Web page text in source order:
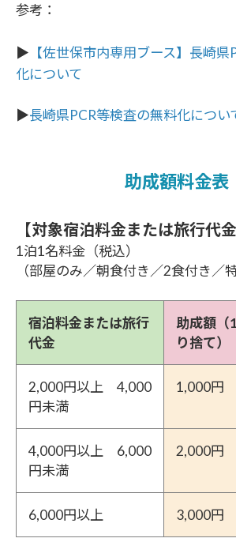
参考：
▶ 【佐世保市内専用ブース】長崎
化について
▶長崎県PCR等検査の無料化につい
助成額料金表
【対象宿泊料金または旅行代金
1泊1名料金（税込）
（部屋のみ／朝食付き／2食付き／
宿泊料金または旅行
代金
助成額（
り捨て）
2,000円以上 4,000
円未満
1,000円
4,000円以上 6,000
円未満
2,000円
6,000円以上 3,000円